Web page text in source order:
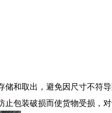
和取出，避免因尺寸不符
包装破损而使货物受损，